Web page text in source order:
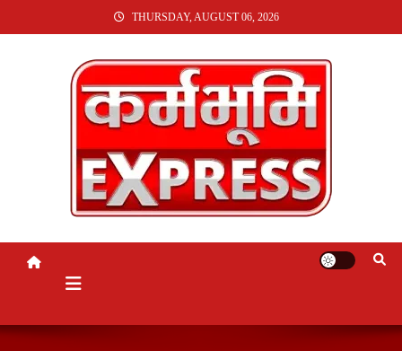
TO
THURSDAY, AUGUST 06, 2026
KARMABHUMI EXPRESS